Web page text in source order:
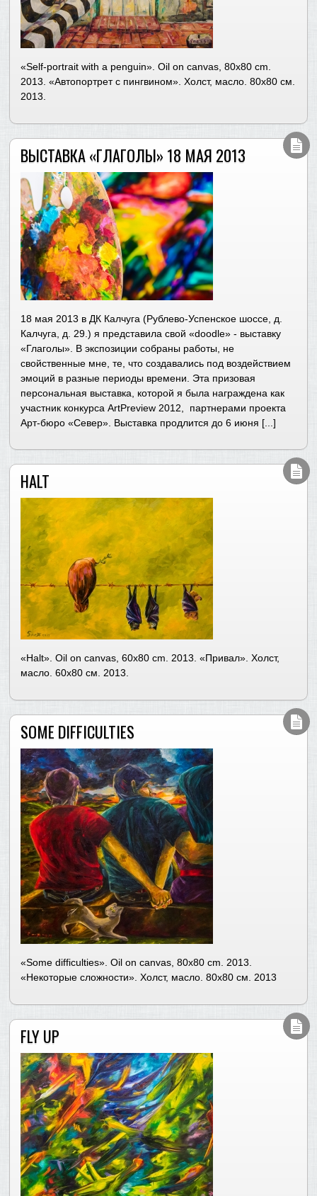
«Self-portrait with a penguin». Oil on canvas, 80х80 cm.
2013. «Автопортрет с пингвином». Холст, масло. 80х80 см.
2013.
ВЫСТАВКА «ГЛАГОЛЫ» 18 МАЯ 2013
18 мая 2013 в ДК Калчуга (Рублево-Успенское шоссе, д.
Калчуга, д. 29.) я представила свой «doodle» - выставку
«Глаголы». В экспозиции собраны работы, не
свойственные мне, те, что создавались под воздействием
эмоций в разные периоды времени. Эта призовая
персональная выставка, которой я была награждена как
участник конкурса ArtPreview 2012, партнерами проекта
Арт-бюро «Север». Выставка продлится до 6 июня [...]
HALT
«Halt». Oil on canvas, 60х80 cm. 2013. «Привал». Холст,
масло. 60х80 см. 2013.
SOME DIFFICULTIES
«Some difficulties». Oil on canvas, 80х80 cm. 2013.
«Некоторые сложности». Холст, масло. 80х80 см. 2013
FLY UP